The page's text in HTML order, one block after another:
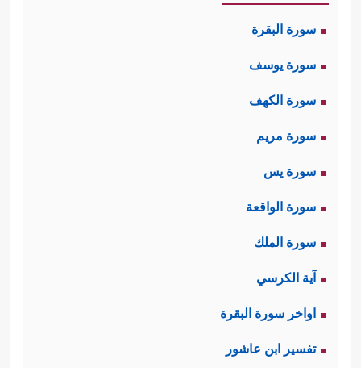
سورة البقرة
سورة يوسف
سورة الكهف
سورة مريم
سورة يس
سورة الواقعة
سورة الملك
آية الكرسي
اواخر سورة البقرة
تفسير ابن عاشور